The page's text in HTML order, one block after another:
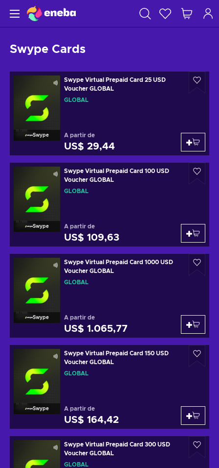
Swype Cards
Swype
Swype Virtual Prepaid Card 25 USD
Voucher GLOBAL
GLOBAL
A partir de
US$ 29,44
Swype
Swype Virtual Prepaid Card 100 USD
Voucher GLOBAL
GLOBAL
A partir de
US$ 109,63
Swype
Swype Virtual Prepaid Card 1000 USD
Voucher GLOBAL
GLOBAL
A partir de
US$ 1.065,77
Swype
Swype Virtual Prepaid Card 150 USD
Voucher GLOBAL
GLOBAL
A partir de
US$ 164,42
Swype Virtual Prepaid Card 300 USD
Voucher GLOBAL
GLOBAL